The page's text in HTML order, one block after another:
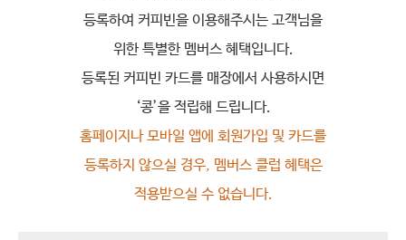
등록하여 커피빈을 이용해주시는 고객님을
위한 특별한 멤버스 혜택입니다.
등록된 커피빈 카드를 매장에서 사용하시면
‘콩’을 적립해 드립니다.
홈페이지나 모바일 앱에 회원가입 및 카드를
등록하지 않으실 경우, 멤버스 클럽 혜택은
적용받으실 수 없습니다.